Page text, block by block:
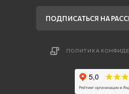
ПОДПИСАТЬСЯ НА
ПОЛИТИКА